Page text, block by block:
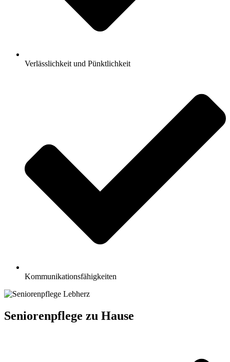
Verlässlichkeit und Pünktlichkeit
Kommunikationsfähigkeiten
Seniorenpflege zu Hause